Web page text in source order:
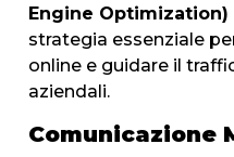
Engine Optimization)
strategia essenziale
online e guidare il
aziendali.
Comunicazione